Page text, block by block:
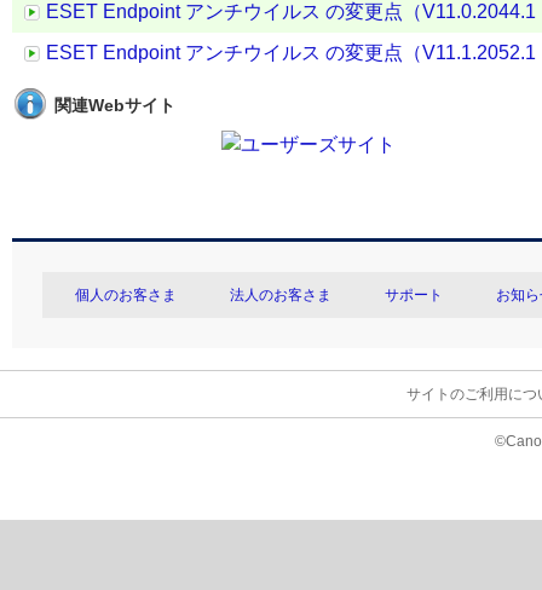
ESET Endpoint アンチウイルス の変更点（
ESET Endpoint アンチウイルス の変更点（
関連Webサイト
個人のお客さま 法人のお客さま サポート お知
サイトのご利用につ